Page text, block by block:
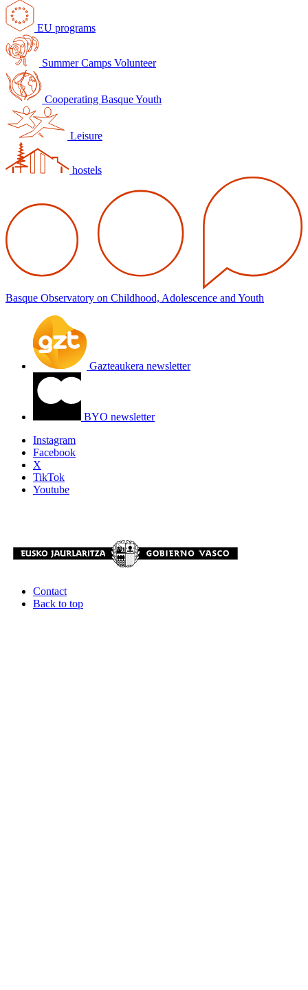
EU programs
Summer Camps Volunteer
Cooperating Basque Youth
Leisure
hostels
Basque Observatory on Childhood, Adolescence and Youth
Gazteaukera newsletter
BYO newsletter
Instagram
Facebook
X
TikTok
Youtube
Contact
Back to top